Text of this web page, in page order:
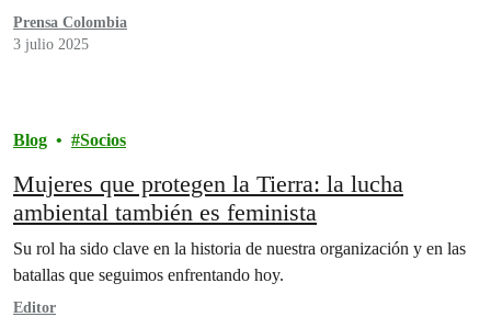
Prensa Colombia
3 julio 2025
Blog Socios
Mujeres que protegen la Tierra: la lucha
ambiental también es feminista
Su rol ha sido clave en la historia de nuestra organización y en las
batallas que seguimos enfrentando hoy.
Editor